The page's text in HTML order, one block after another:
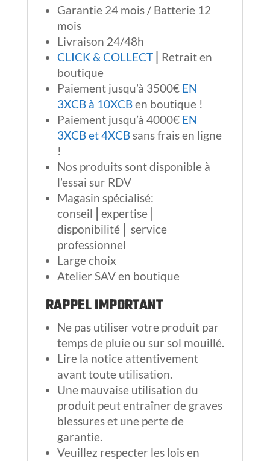
Garantie 24 mois / Batterie 12
mois
Livraison 24/48h
CLICK & COLLECT⎢Retrait en
boutique
Paiement jusqu’à 3500€EN
3XCB à 10XCBen boutique !
Paiement jusqu’à 4000€EN
3XCB et 4XCBsans frais en ligne
!
Nos produits sont disponible à
l’essai sur RDV
Magasin spécialisé:
conseil⎪expertise⎪
disponibilité⎪ service
professionnel
Large choix
Atelier SAV en boutique
RAPPEL IMPORTANT
Ne pas utiliser votre produit par
temps de pluie ou sur sol mouillé.
Lire la notice attentivement
avant toute utilisation.
Une mauvaise utilisation du
produit peut entraîner de graves
blessures et une perte de
garantie.
Veuillez respecter les lois en